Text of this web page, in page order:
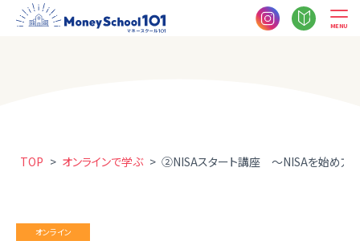
MENU
TOP > オンラインで学ぶ > ②NISAスタート講座 ～NISAを始め方
オンライン